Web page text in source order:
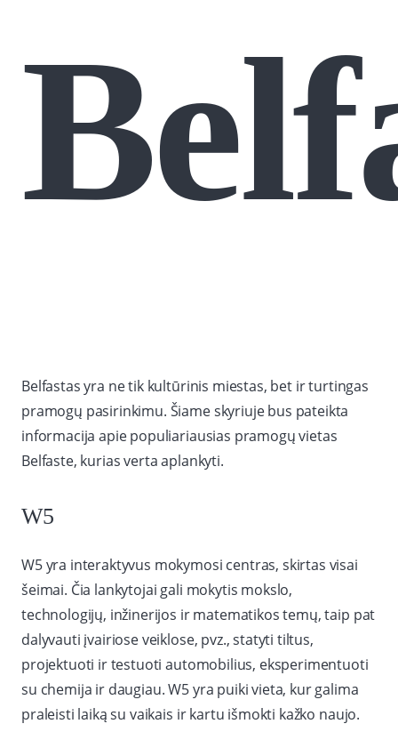
Belfastas yra ne tik kultūrinis miestas, bet ir turtingas
pramogų pasirinkimu. Šiame skyriuje bus pateikta
informacija apie populiariausias pramogų vietas
Belfaste, kurias verta aplankyti.
W5
W5 yra interaktyvus mokymosi centras, skirtas visai
šeimai. Čia lankytojai gali mokytis mokslo,
technologijų, inžinerijos ir matematikos temų, taip pat
dalyvauti įvairiose veiklose, pvz., statyti tiltus,
projektuoti ir testuoti automobilius, eksperimentuoti
su chemija ir daugiau. W5 yra puiki vieta, kur galima
praleisti laiką su vaikais ir kartu išmokti kažko naujo.